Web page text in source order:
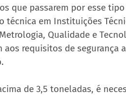
que passarem por esse
técnica em Instituições
Qualidade e
aos requisitos de segurança
de 3,5 toneladas, é